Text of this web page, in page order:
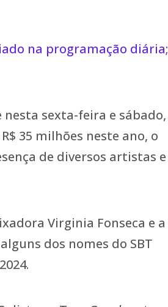
na programação diária;
sexta-feira e sábado,
35 milhões neste ano, o
de diversos artistas e
Virginia Fonseca e a
dos nomes do SBT